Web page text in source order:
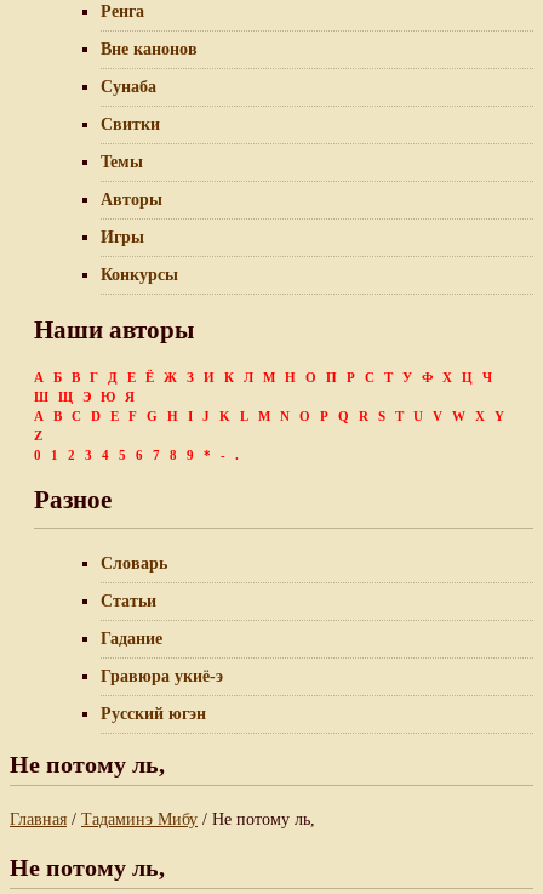
Ренга
Вне канонов
Сунаба
Свитки
Темы
Авторы
Игры
Конкурсы
Наши авторы
А Б В Г Д Е Ё Ж З И К Л М Н О П Р С Т У Ф Х Ц
Ч
Ш
Щ Э Ю
Я
A
B C D E F G H I J K L M N O P Q R S T U V W X
Y
Z
0
1 2 3 4 5 6 7 8 9 * - .
Разное
Словарь
Статьи
Гадание
Гравюра укиё-э
Русский югэн
Не потому ль,
Главная / Тадаминэ Мибу / Не потому ль,
Не потому ль,